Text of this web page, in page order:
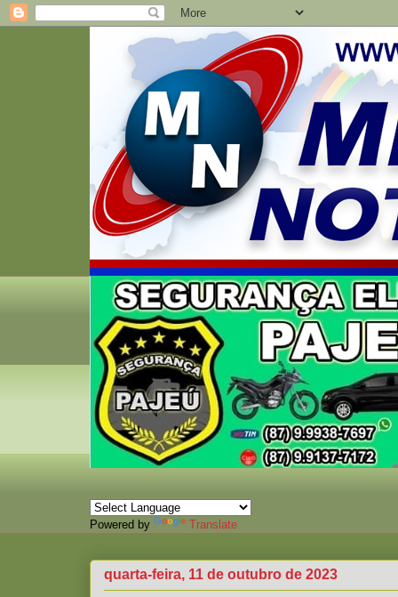
Powered by Translate
quarta-feira, 11 de outubro de 2023